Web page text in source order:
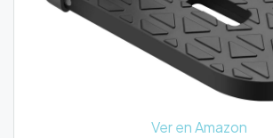
Ver en Amazon